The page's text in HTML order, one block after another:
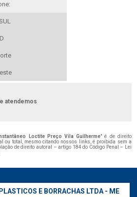
atendemos
Loctite Preço Vila Guilherme" é de direito
ou total, mesmo citando nossos links, é proibida sem a
de direito autoral – artigo 184 do Código Penal – Lei
E BORRACHAS LTDA - ME